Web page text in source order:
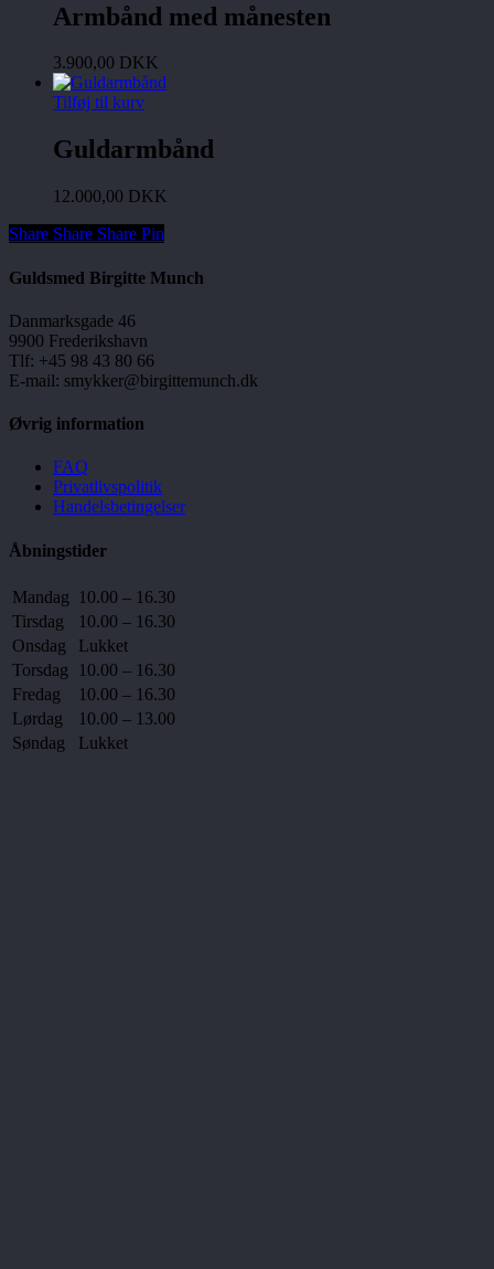
Armbånd med månesten
3.900,00 DKK
Tilføj til kurv
Guldarmbånd
12.000,00 DKK
Share
Share Share Share Pin
Guldsmed Birgitte Munch
Danmarksgade 46
9900 Frederikshavn
Tlf: +45 98 43 80 66
E-mail: smykker@birgittemunch.dk
Øvrig information
FAQ
Privatlivspolitik
Handelsbetingelser
Åbningstider
Mandag
10.00 – 16.30
Tirsdag
10.00 – 16.30
Onsdag
Lukket
Torsdag
10.00 – 16.30
Fredag
10.00 – 16.30
Lørdag
10.00 – 13.00
Søndag
Lukket